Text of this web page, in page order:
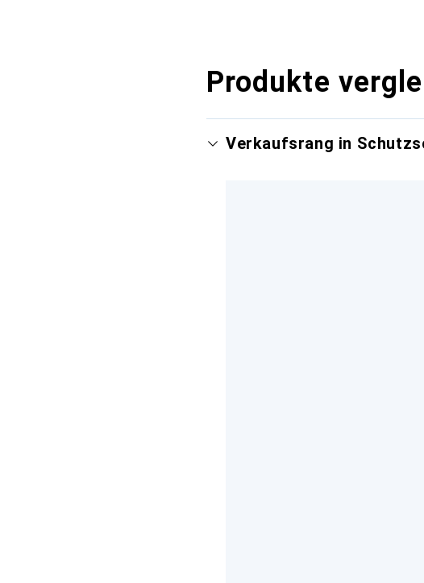
Produkte
Verkaufsrang in